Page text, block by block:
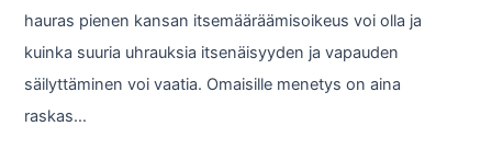
hauras pienen kansan itsemääräämisoikeus voi olla ja
kuinka suuria uhrauksia itsenäisyyden ja vapauden
säilyttäminen voi vaatia. Omaisille menetys on aina
raskas…